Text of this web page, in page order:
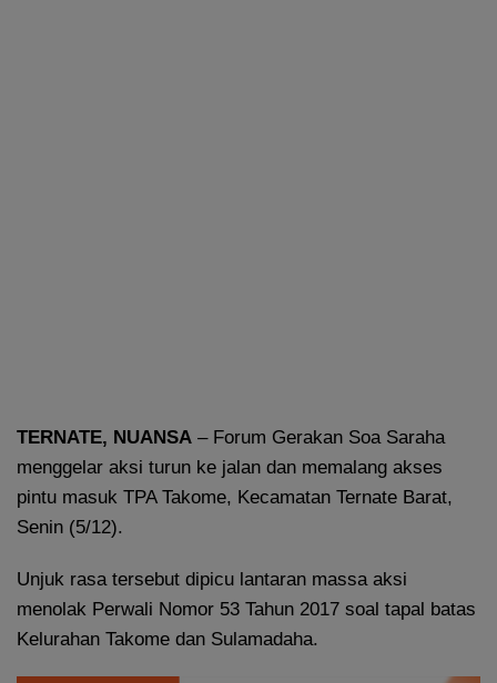
TERNATE, NUANSA – Forum Gerakan Soa Saraha
menggelar aksi turun ke jalan dan memalang akses
pintu masuk TPA Takome, Kecamatan Ternate Barat,
Senin (5/12).
Unjuk rasa tersebut dipicu lantaran massa aksi
menolak Perwali Nomor 53 Tahun 2017 soal tapal batas
Kelurahan Takome dan Sulamadaha.